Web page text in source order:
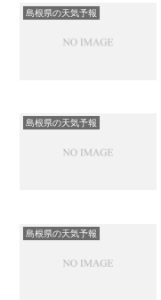
島根県の天気予報
島根県の天気予報
島根県の天気予報